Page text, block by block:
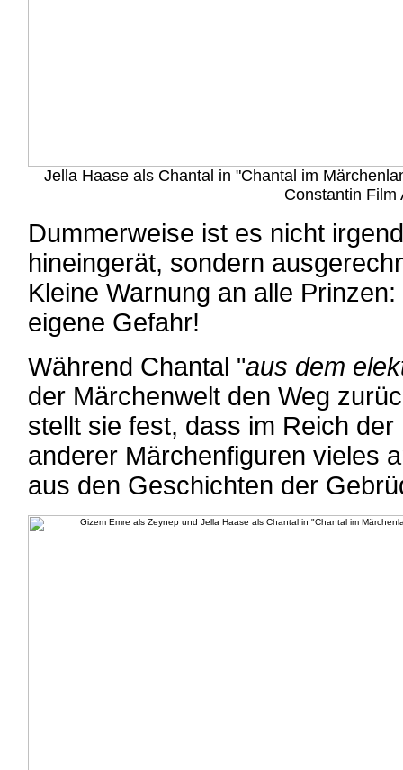
Jella Haase als Chantal in "Chantal im
Constantin Film
Dummerweise ist es nicht
hineingerät, sondern
Kleine Warnung an alle
eigene Gefahr!
Während Chantal "aus dem
der Märchenwelt den Weg
stellt sie fest, dass im Reich
anderer Märchenfiguren vieles
aus den Geschichten der